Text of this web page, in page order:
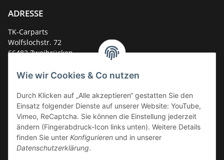
Wie wir Cookies & Co nutzen
Durch Klicken auf „Alle akzeptieren“ gestatten Sie den
Einsatz folgender Dienste auf unserer Website: YouTube,
Vimeo, ReCaptcha. Sie können die Einstellung jederzeit
ändern (Fingerabdruck-Icon links unten). Weitere Details
finden Sie unter Konfigurieren und in unserer
Datenschutzerklärung.
ADRESSE
TK-Carparts
Wolfslochstr. 72
66482 Zweibrücken
Service-Hotline +49 (0)6332 - 48 58 48
E-Mail:mail@tk-carparts.de
Montag-Donnerstag von 13 bis 16 Uhr